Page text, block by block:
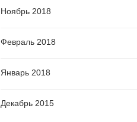
Ноябрь 2018
Февраль 2018
Январь 2018
Декабрь 2015